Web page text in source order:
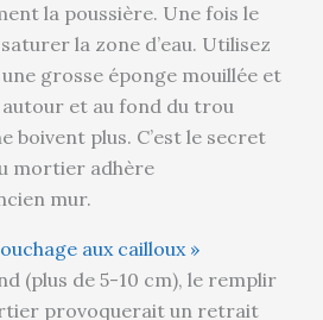
la poussière. Une fois le
la zone d’eau. Utilisez
grosse éponge mouillée et
et au fond du trou
boivent plus. C’est le secret
mortier adhère
mur.
aux cailloux »
(plus de 5-10 cm), le remplir
provoquerait un retrait